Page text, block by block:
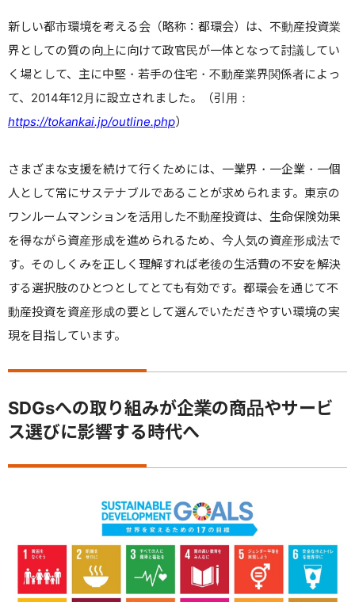
新しい都市環境を考える会（略称：都環会）は、不動産投資業
界としての質の向上に向けて政官民が一体となって討議してい
く場として、主に中堅・若手の住宅・不動産業界関係者によっ
て、2014年12月に設立されました。（引用：
https://tokankai.jp/outline.php）
さまざまな支援を続けて行くためには、一業界・一企業・一個
人として常にサステナブルであることが求められます。東京の
ワンルームマンションを活用した不動産投資は、生命保険効果
を得ながら資産形成を進められるため、今人気の資産形成法で
す。そのしくみを正しく理解すれば老後の生活費の不安を解決
する選択肢のひとつとしてとても有効です。都環会を通じて不
動産投資を資産形成の要として選んでいただきやすい環境の実
現を目指しています。
SDGsへの取り組みが企業の商品やサービ
ス選びに影響する時代へ